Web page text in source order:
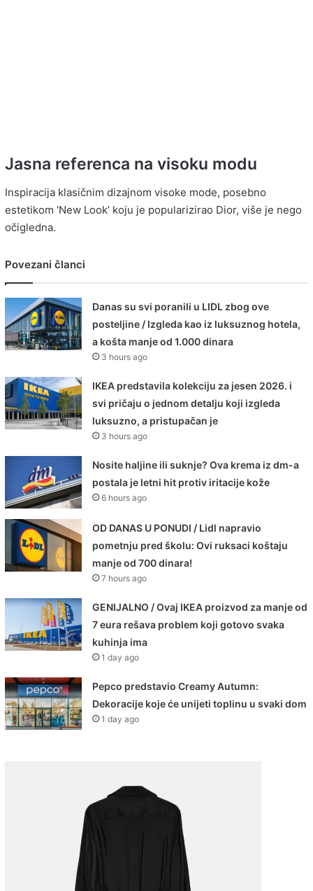
Jasna referenca na visoku modu
Inspiracija klasičnim dizajnom visoke mode, posebno
estetikom ‘New Look’ koju je popularizirao Dior, više je nego
očigledna.
Povezani članci
Danas su svi poranili u LIDL zbog ove
posteljine / Izgleda kao iz luksuznog hotela,
a košta manje od 1.000 dinara
3 hours ago
IKEA predstavila kolekciju za jesen 2026. i
svi pričaju o jednom detalju koji izgleda
luksuzno, a pristupačan je
3 hours ago
Nosite haljine ili suknje? Ova krema iz dm-a
postala je letni hit protiv iritacije kože
6 hours ago
OD DANAS U PONUDI / Lidl napravio
pometnju pred školu: Ovi ruksaci koštaju
manje od 700 dinara!
7 hours ago
GENIJALNO / Ovaj IKEA proizvod za manje od
7 eura rešava problem koji gotovo svaka
kuhinja ima
1 day ago
Pepco predstavio Creamy Autumn:
Dekoracije koje će unijeti toplinu u svaki dom
1 day ago